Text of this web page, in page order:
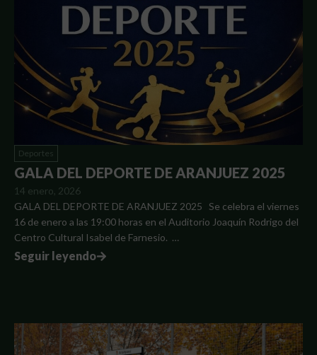
Deportes
GALA DEL DEPORTE DE ARANJUEZ 2025
14 enero, 2026
GALA DEL DEPORTE DE ARANJUEZ 2025 Se celebra el viernes
16 de enero a las 19:00 horas en el Auditorio Joaquín Rodrigo del
Centro Cultural Isabel de Farnesio. …
Seguir leyendo